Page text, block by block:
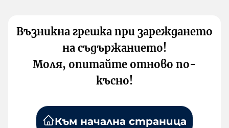
Възникна грешка при зареждането
на съдържанието!
Моля, опитайте отново по-
късно!
Към начална страница